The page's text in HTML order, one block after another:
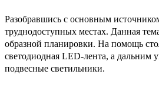
Разобравшись с основным
труднодоступных местах. Данная
образной планировки. На помощь
светодиодная LED-лента, а дальним
подвесные светильники.